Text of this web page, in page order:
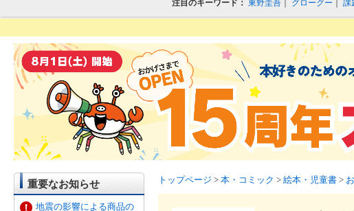
注目のキーワード： 東野圭吾 グローグー 課
重要なお知らせ
地震の影響による商品の
トップページ > 本・コミック > 絵本・児童書 >